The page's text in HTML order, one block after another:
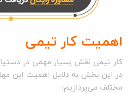
اهمیت کار تیمی
کار تیمی نقش بسیار مهمی در
در این بخش به دلایل اهمیت این
مختلف می‌پردازیم: